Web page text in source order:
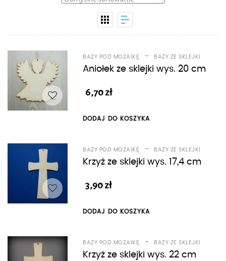
BAZY POD MOZAIKĘ - BAZY ZE SKLEJKI
Aniołek ze sklejki wys. 20 cm
6,70zł
DODAJ DO KOSZYKA
BAZY POD MOZAIKĘ - BAZY ZE SKLEJKI
Krzyż ze sklejki wys. 17,4 cm
3,90zł
DODAJ DO KOSZYKA
BAZY POD MOZAIKĘ - BAZY ZE SKLEJKI
Krzyż ze sklejki wys. 22 cm